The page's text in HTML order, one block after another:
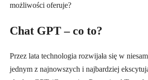
możliwości oferuje?
Chat GPT – co to?
Przez lata technologia rozwijała się w
jednym z najnowszych i najbardziej